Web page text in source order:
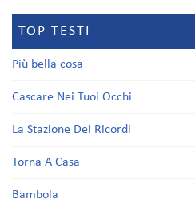
TOP TESTI
Più bella cosa
Cascare Nei Tuoi Occhi
La Stazione Dei Ricordi
Torna A Casa
Bambola